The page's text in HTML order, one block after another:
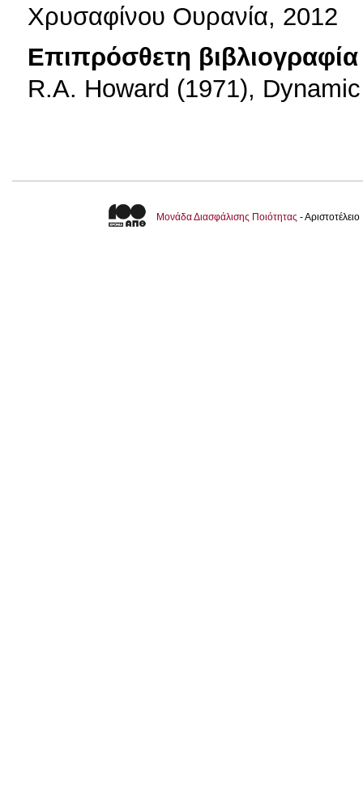
Χρυσαφίνου Ουρανία, 2012
Επιπρόσθετη βιβλιογραφία
R.A. Howard (1971),
Μονάδα Διασφάλισης Ποιότητας -